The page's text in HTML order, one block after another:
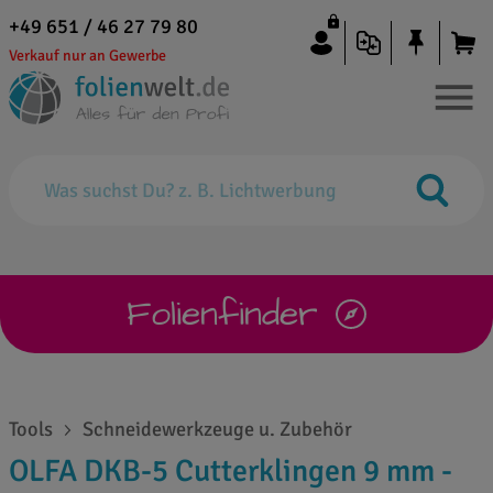
+49 651 / 46 27 79 80
Verkauf nur an Gewerbe
Folienfinder
Tools Schneidewerkzeuge u. Zubehör
OLFA DKB-5 Cutterklingen 9 mm -